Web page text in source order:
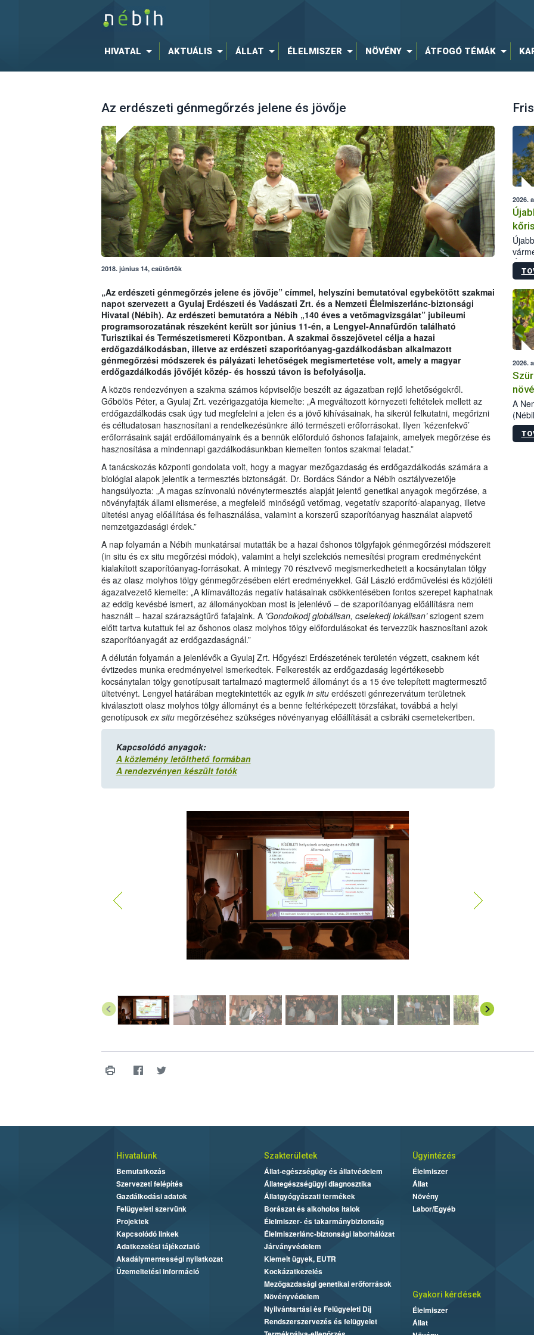
HIVATAL AKTUÁLIS ÁLLAT ÉLELMISZER NÖVÉNY ÁTFOGÓ TÉMÁK
Az erdészeti génmegőrzés jelene és jövője
2018. június 14, csütörtök
„Az erdészeti génmegőrzés jelene és jövője” címmel, helyszíni bemutatóval egybekötött szakmai
napot szervezett a Gyulaj Erdészeti és Vadászati Zrt. és a Nemzeti Élelmiszerlánc-biztonsági
Hivatal (Nébih). Az erdészeti bemutatóra a Nébih „140 éves a vetőmagvizsgálat” jubileumi
programsorozatának részeként került sor június 11-én, a Lengyel-Annafürdőn található
Turisztikai és Természetismereti Központban. A szakmai összejövetel célja a hazai
erdőgazdálkodásban, illetve az erdészeti szaporítóanyag-gazdálkodásban alkalmazott
génmegőrzési módszerek és pályázati lehetőségek megismertetése volt, amely a magyar
erdőgazdálkodás jövőjét közép- és hosszú távon is befolyásolja.
A közös rendezvényen a szakma számos képviselője beszélt az ágazatban rejlő lehetőségekről.
Gőbölös Péter, a Gyulaj Zrt. vezérigazgatója kiemelte: „A megváltozott környezeti feltételek mellett az
erdőgazdálkodás csak úgy tud megfelelni a jelen és a jövő kihívásainak, ha sikerül felkutatni, megőrizni
és céltudatosan hasznosítani a rendelkezésünkre álló természeti erőforrásokat. Ilyen ’kézenfekvő’
erőforrásaink saját erdőállományaink és a bennük előforduló őshonos fafajaink, amelyek megőrzése és
hasznosítása a mindennapi gazdálkodásunkban kiemelten fontos szakmai feladat.”
A tanácskozás központi gondolata volt, hogy a magyar mezőgazdaság és erdőgazdálkodás számára a
biológiai alapok jelentik a termesztés biztonságát. Dr. Bordács Sándor a Nébih osztályvezetője
hangsúlyozta: „A magas színvonalú növénytermesztés alapját jelentő genetikai anyagok megőrzése, a
növényfajták állami elismerése, a megfelelő minőségű vetőmag, vegetatív szaporító-alapanyag, illetve
ültetési anyag előállítása és felhasználása, valamint a korszerű szaporítóanyag használat alapvető
nemzetgazdasági érdek.”
A nap folyamán a Nébih munkatársai mutatták be a hazai őshonos tölgyfajok génmegőrzési módszereit
(in situ és ex situ megőrzési módok), valamint a helyi szelekciós nemesítési program eredményeként
kialakított szaporítóanyag-forrásokat. A mintegy 70 résztvevő megismerkedhetett a kocsánytalan tölgy
és az olasz molyhos tölgy génmegőrzésében elért eredményekkel. Gál László erdőművelési és közjóléti
ágazatvezető kiemelte: „A klímaváltozás negatív hatásainak csökkentésében fontos szerepet kaphatnak
az eddig kevésbé ismert, az állományokban most is jelenlévő – de szaporítóanyag előállításra nem
használt – hazai szárazságtűrő fafajaink. A’Gondolkodj globálisan, cselekedj lokálisan’szlogent szem
előtt tartva kutattuk fel az őshonos olasz molyhos tölgy előfordulásokat és tervezzük hasznosítani azok
szaporítóanyagát az erdőgazdaságnál.”
A délután folyamán a jelenlévők a Gyulaj Zrt. Hőgyészi Erdészetének területén végzett, csaknem két
évtizedes munka eredményeivel ismerkedtek. Felkeresték az erdőgazdaság legértékesebb
kocsánytalan tölgy genotípusait tartalmazó magtermelő állományt és a 15 éve telepített magtermesztő
ültetvényt. Lengyel határában megtekintették az egyik in situ erdészeti génrezervátum területnek
kiválasztott olasz molyhos tölgy állományt és a benne feltérképezett törzsfákat, továbbá a helyi
genotípusok ex situmegőrzéséhez szükséges növényanyag előállítását a csibráki csemetekertben.
Kapcsolódó anyagok:
A közlemény letölthető formában
A rendezvényen készült fotók
2026.
2026.
A
Hivatalunk
Bemutatkozás
Szervezeti felépítés
Gazdálkodási adatok
Felügyeleti szervünk
Projektek
Kapcsolódó linkek
Adatkezelési tájékoztató
Akadálymentességi nyilatkozat
Üzemeltetési információ
Szakterületek
Állat-egészségügy és állatvédelem
Állategészségügyi diagnosztika
Állatgyógyászati termékek
Borászat és alkoholos italok
Élelmiszer- és takarmánybiztonság
Élelmiszerlánc-biztonsági laborhálózat
Járványvédelem
Kiemelt ügyek, EUTR
Kockázatkezelés
Mezőgazdasági genetikai erőforrások
Növényvédelem
Nyilvántartási és Felügyeleti Díj
Rendszerszervezés és felügyelet
Ügyintézés
Élelmiszer
Állat
Növény
Labor/Egyéb
Gyakori kérdések
Élelmiszer
Állat